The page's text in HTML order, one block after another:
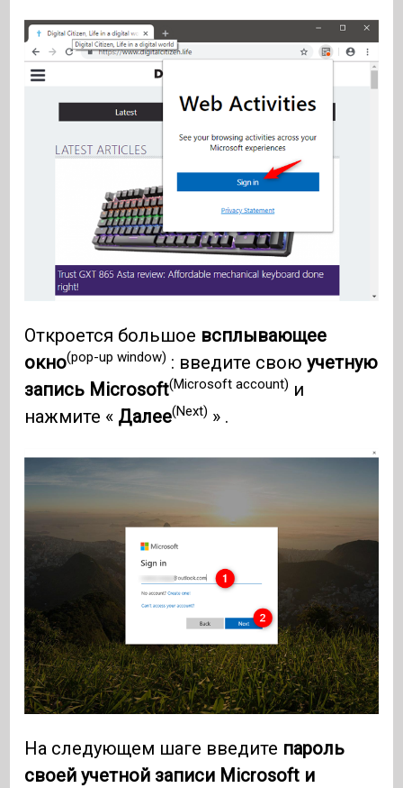
Откроется большое всплывающее
окно(pop-up window) : введите своюучетную
запись Microsoft(Microsoft account) и
нажмите « Далее(Next) » .
На следующем шаге введите пароль
своей учетной записи Microsoft и